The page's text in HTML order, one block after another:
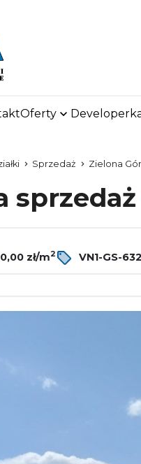
Oferty
Sprzedaż Zielona
sprzedaż
zł/m2 VN1-GS-